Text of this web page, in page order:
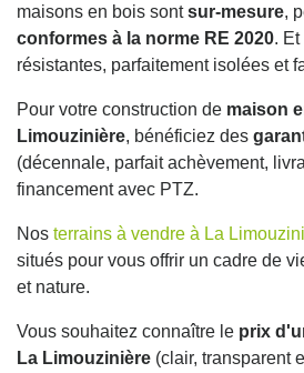
maisons en bois sontsur-mesure,
conformes à la norme RE 2020.
résistantes, parfaitement isolées et
Pour votre construction de maison
Limouzinière, bénéficiez des
(décennale, parfait achèvement,
financement avec PTZ.
Nos terrains à vendre à La
situés pour vous offrir un cadre de
et nature.
Vous souhaitez connaître le prix
La Limouzinière (clair, transparent